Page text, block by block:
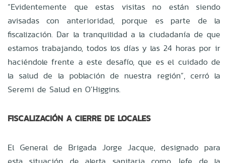
“Evidentemente que estas visitas no están siendo
avisadas con anterioridad, porque es parte de la
fiscalización. Dar la tranquilidad a la ciudadanía de que
estamos trabajando, todos los días y las 24 horas por ir
haciéndole frente a este desafío, que es el cuidado de
la salud de la población de nuestra región”, cerró la
Seremi de Salud en O’Higgins.
FISCALIZACIÓN A CIERRE DE LOCALES
El General de Brigada Jorge Jacque, designado para